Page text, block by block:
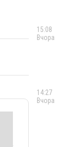
15:08
Вчора
14:27
Вчора